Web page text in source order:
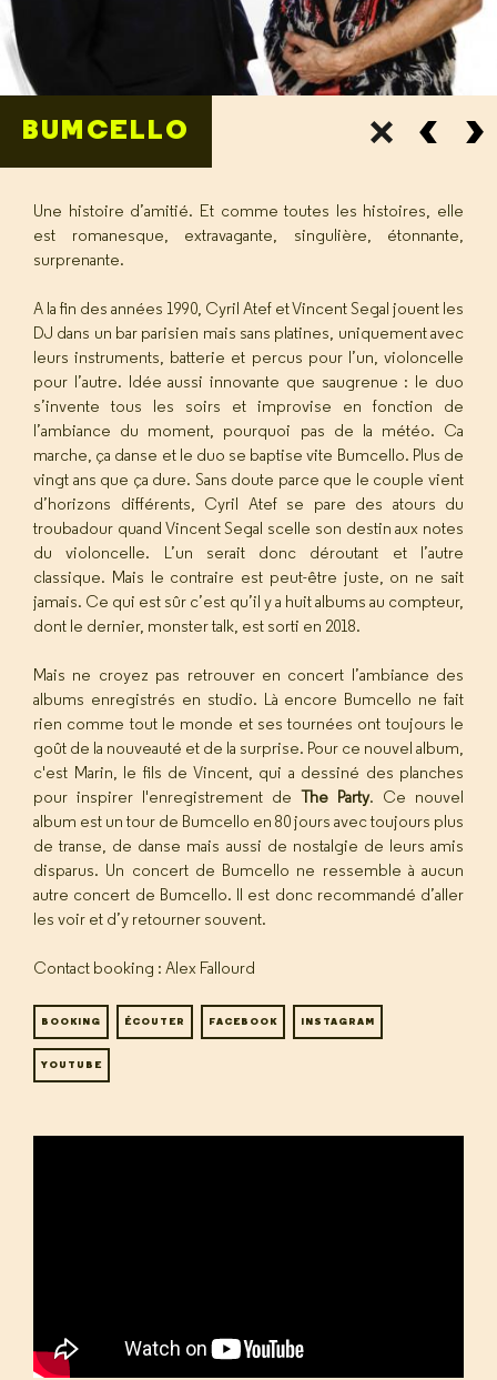
BUMCELLO
Une histoire d’amitié. Et comme toutes les histoires, elle
est romanesque, extravagante, singulière, étonnante,
surprenante.
A la fin des années 1990, Cyril Atef et Vincent Segal jouent les
DJ dans un bar parisien mais sans platines, uniquement avec
leurs instruments, batterie et percus pour l’un, violoncelle
pour l’autre. Idée aussi innovante que saugrenue : le duo
s’invente tous les soirs et improvise en fonction de
l’ambiance du moment, pourquoi pas de la météo. Ca
marche, ça danse et le duo se baptise vite Bumcello. Plus de
vingt ans que ça dure. Sans doute parce que le couple vient
d’horizons différents, Cyril Atef se pare des atours du
troubadour quand Vincent Segal scelle son destin aux notes
du violoncelle. L’un serait donc déroutant et l’autre
classique. Mais le contraire est peut-être juste, on ne sait
jamais. Ce qui est sûr c’est qu’il y a huit albums au compteur,
dont le dernier, monster talk, est sorti en 2018.
Mais ne croyez pas retrouver en concert l’ambiance des
albums enregistrés en studio. Là encore Bumcello ne fait
rien comme tout le monde et ses tournées ont toujours le
goût de la nouveauté et de la surprise. Pour ce nouvel album,
c'est Marin, le fils de Vincent, qui a dessiné des planches
pour inspirer l'enregistrement de
The Party. Ce nouvel
album est un tour de Bumcello en 80 jours avec toujours plus
de transe, de danse mais aussi de nostalgie de leurs amis
disparus. Un concert de Bumcello ne ressemble à aucun
autre concert de Bumcello. Il est donc recommandé d’aller
les voir et d’y retourner souvent.
Contact booking : Alex Fallourd
BOOKING ÉCOUTER FACEBOOK INSTAGRAM
YOUTUBE